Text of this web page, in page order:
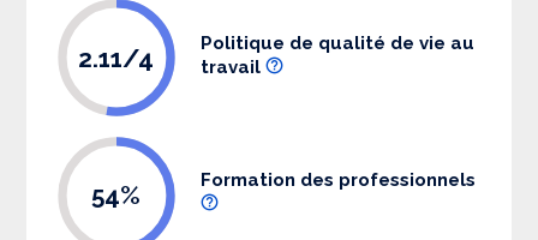
2.11/4
Politique de qualité de vie au
travail
54% Formation des professionnels